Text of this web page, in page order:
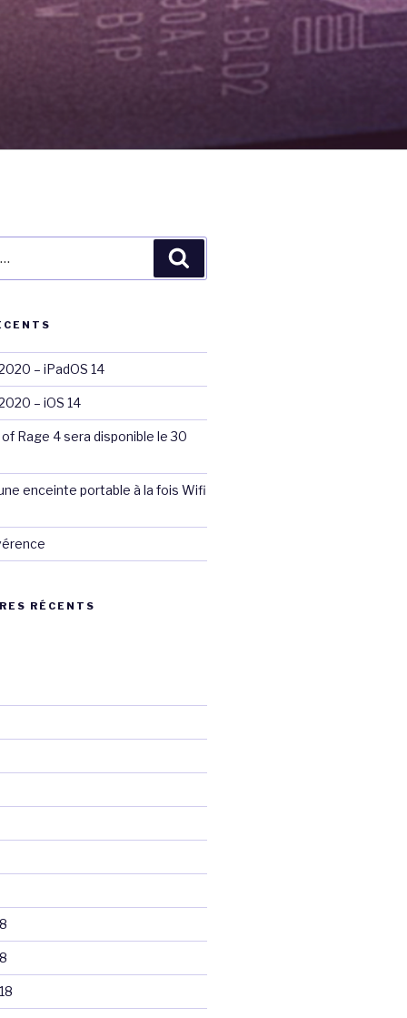
– iPadOS 14
– iOS 14
Rage 4 sera disponible le 30
enceinte portable à la fois Wifi
RÉCENTS